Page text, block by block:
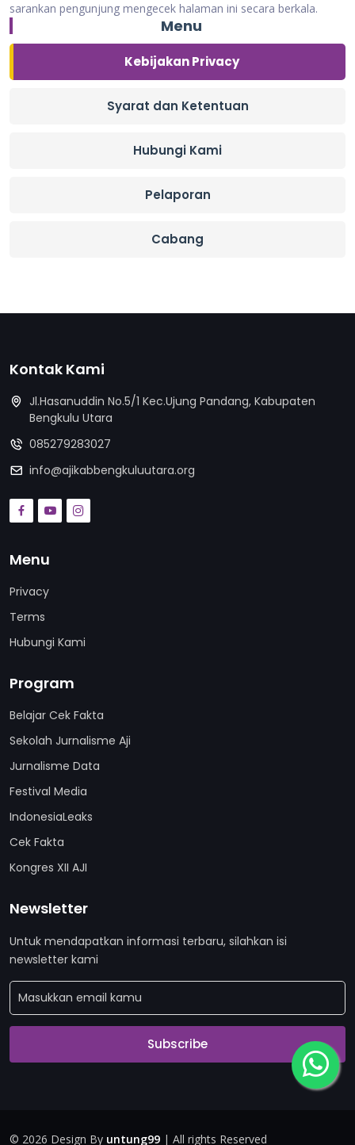
sarankan pengunjung mengecek halaman ini secara berkala.
Menu
Kebijakan Privacy
Syarat dan Ketentuan
Hubungi Kami
Pelaporan
Cabang
Kontak Kami
Jl.Hasanuddin No.5/1 Kec.Ujung Pandang, Kabupaten
Bengkulu Utara
085279283027
info@ajikabbengkuluutara.org
Menu
Privacy
Terms
Hubungi Kami
Program
Belajar Cek Fakta
Sekolah Jurnalisme Aji
Jurnalisme Data
Festival Media
IndonesiaLeaks
Cek Fakta
Kongres XII AJI
Newsletter
Untuk mendapatkan informasi terbaru, silahkan isi
newsletter kami
Subscribe
© 2026 Design By untung99 | All rights Reserved